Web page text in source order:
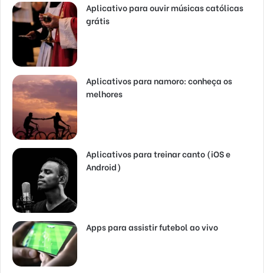
Aplicativo para ouvir músicas católicas
grátis
Aplicativos para namoro: conheça os
melhores
Aplicativos para treinar canto (iOS e
Android)
Apps para assistir futebol ao vivo